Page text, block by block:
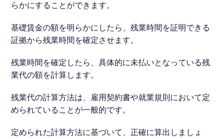
らかにすることができます。
基礎賃金の額を明らかにしたら、残業時間を証明できる
証拠から残業時間を確定させます。
残業時間を確定したら、具体的に未払いとなっている残
業代の額を計算します。
残業代の計算方法は、雇用契約書や就業規則において定
められていることが一般的です。
定められた計算方法に基づいて、正確に算出しましょ